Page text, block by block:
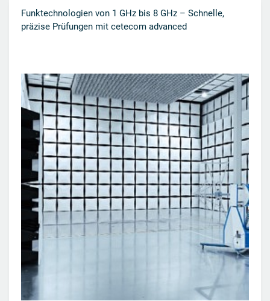
Funktechnologien von 1 GHz bis 8 GHz – Schnelle,
präzise Prüfungen mit cetecom advanced